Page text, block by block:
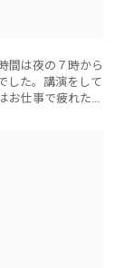
間は夜の７時から
した。講演をして
お仕事で疲れた後